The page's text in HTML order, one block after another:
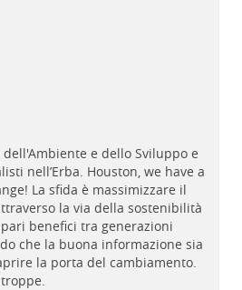
e dello Sviluppo e
nell’Erba. Houston, we have a
La sfida è massimizzare il
la via della sostenibilità
benefici tra generazioni
che la buona informazione sia
la porta del cambiamento.